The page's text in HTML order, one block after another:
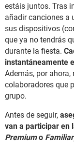
estáis juntos. Tras
añadir canciones a
sus dispositivos
que ya no tendrás
durante la fiesta.
instantáneamente
Además, por
colaboradores que
grupo.
Antes de seguir,
van a participar en
Premiumo Familiar